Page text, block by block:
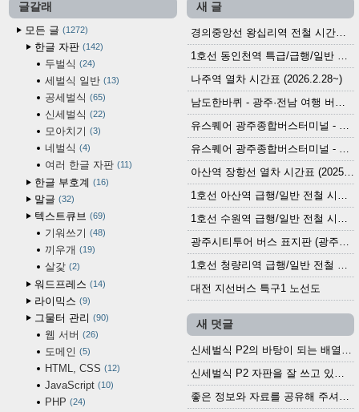
글갈래
모든 글
1272
한글 자판 142
두벌식 24
세벌식 일반 13
공세벌식 65
신세벌식 22
모아치기 3
네벌식 4
여러 한글 자판 11
한글 부호계 16
말글 32
텍스트큐브 69
기워쓰기 48
끼우개 19
살갗 2
워드프레스 14
라이믹스 9
그물터 관리 90
웹 서버 26
도메인 5
HTML, CSS 12
JavaScript 10
PHP 24
새 글
경의중앙선 왕십리역 전철 시간표 (2026.4.20~)
1호선 동인천역 특급/급행/일반 전철 시간표 (2026.2.28~)
나주역 열차 시간표 (2026.2.28~)
남도한바퀴 - 광주·전남 여행 버스 노선 (2026.3.1~5.31)
유스퀘어 광주종합버스터미널 - 곡성,순천／화순,보성,율포 방면 시외버스 시간표 (2026.1.31)
유스퀘어 광주종합버스터미널 - 담양, 순창, 남원, 무주, 장수, 거창, 대구 방면 시외버스 시간표 (2026...
아산역 장항선 열차 시간표 (2025.12.30 기준) (무궁화호, ITX-마음, 새마을호, 서해금빛열차)
1호선 아산역 급행/일반 전철 시간표 (2025.12.30~)
1호선 수원역 급행/일반 전철 시간표 (2025.12.30~)
광주시티투어 버스 표지판 (광주역 정류장) (2024?)
1호선 청량리역 급행/일반 전철 시간표 · 노선도 (2025.12.30~)
대전 지선버스 특구1 노선도
새 덧글
신세벌식 P2의 바탕이 되는 배열이나 주요 기능...
신세벌식 P2 자판을 잘 쓰고 있습니다. 쓰기 편리...
좋은 정보와 자료를 공유해 주셔서 고맙습니다....